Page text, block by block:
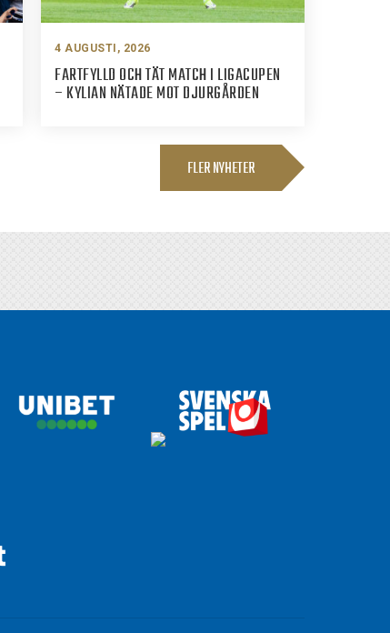
4 AUGUSTI, 2026
FARTFYLLD OCH TÄT MATCH I LIGACUPEN
– KYLIAN NÄTADE MOT DJURGÅRDEN
FLER NYHETER